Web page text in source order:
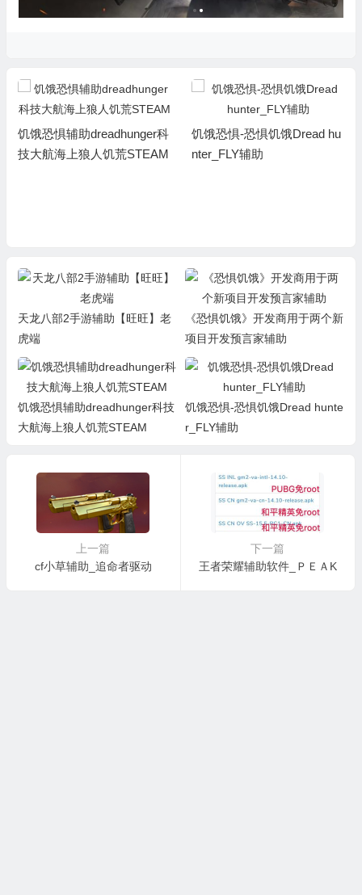
饥饿恐惧辅助dreadhunger科
技大航海上狼人饥荒STEAM
饥饿恐惧-恐惧饥饿Dread hu
nter_FLY辅助
天龙八部2手游辅助【旺旺】老
虎端
《恐惧饥饿》开发商用于两个新
项目开发预言家辅助
饥饿恐惧辅助dreadhunger科技
大航海上狼人饥荒STEAM
饥饿恐惧-恐惧饥饿Dread hunte
r_FLY辅助
上一篇
cf小草辅助_追命者驱动
下一篇
王者荣耀辅助软件_ＰＥＡK